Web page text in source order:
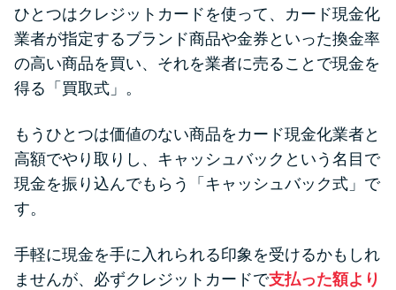
ひとつはクレジットカードを使って、カード現金化
業者が指定するブランド商品や金券といった換金率
の高い商品を買い、それを業者に売ることで現金を
得る「買取式」。
もうひとつは価値のない商品をカード現金化業者と
高額でやり取りし、キャッシュバックという名目で
現金を振り込んでもらう「キャッシュバック式」で
す。
手軽に現金を手に入れられる印象を受けるかもしれ
ませんが、必ずクレジットカードで支払った額より